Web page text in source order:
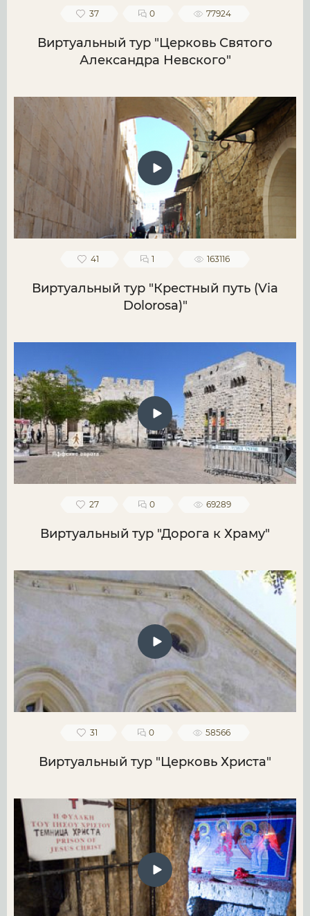
37 0 77924
Виртуальный тур "Церковь Святого
Александра Невского"
41 1 163116
Виртуальный тур "Крестный путь (Via
Dolorosa)"
27 0 69289
Виртуальный тур "Дорога к Храму"
31 0 58566
Виртуальный тур "Церковь Христа"